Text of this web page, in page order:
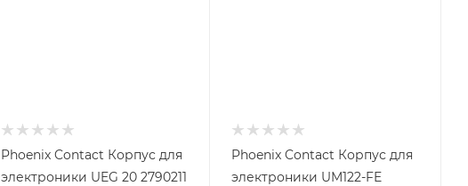
Phoenix Contact Корпус для
электроники UEG 20 2790211
Phoenix Contact Корпус для
электроники UM122-FE